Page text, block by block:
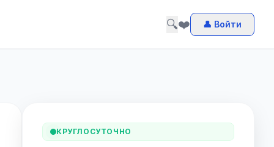
🔍❤️ 👤 Войти
КРУГЛОСУТОЧНО